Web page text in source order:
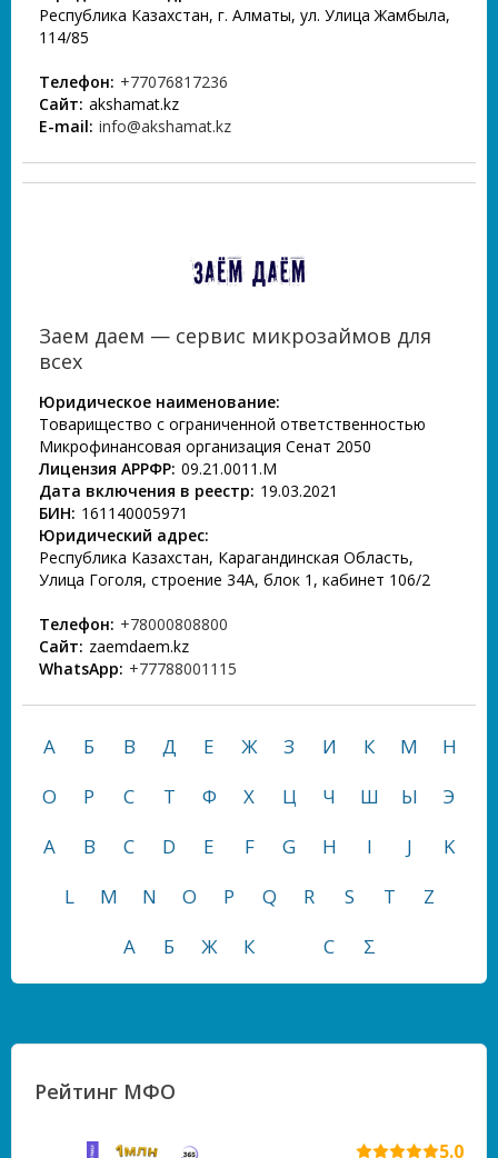
Республика Казахстан, г. Алматы, ул. Улица Жамбыла,
114/85
Телефон: +77076817236
Сайт: akshamat.kz
E-mail: info@akshamat.kz
Заем даем — сервис микрозаймов для
всех
Юридическое наименование:
Товарищество с ограниченной ответственностью
Микрофинансовая организация Сенат 2050
Лицензия АРРФР: 09.21.0011.М
Дата включения в реестр: 19.03.2021
БИН: 161140005971
Юридический адрес:
Республика Казахстан, Карагандинская Область,
Улица Гоголя, строение 34А, блок 1, кабинет 106/2
Телефон: +78000808800
Сайт: zaemdaem.kz
WhatsApp: +77788001115
А Б В Д Е Ж З И К М
Н
О
Р С Т Ф Х Ц Ч Ш Ы
Э
A
B C D E F G H I J
K
L
M N O P Q R S T
Z
А
Б Ж К С Σ
Рейтинг МФО
5.0